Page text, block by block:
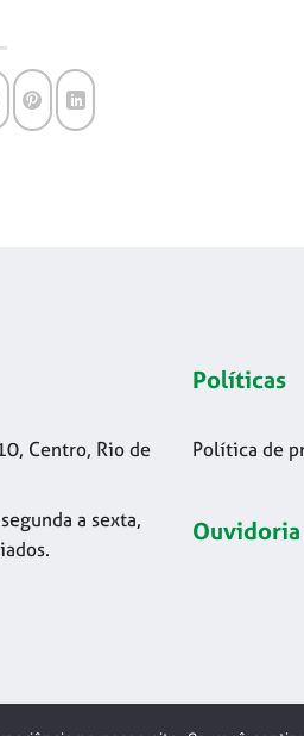
Centro, Rio de
a sexta,
Políticas
Política de